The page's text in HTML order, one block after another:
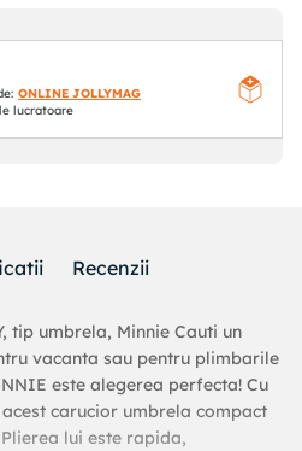
ONLINE JOLLYMAG
lucratoare
Recenzii
tip umbrela, Minnie Cauti un
vacanta sau pentru plimbarile
este alegerea perfecta! Cu
carucior umbrela compact
lui este rapida,